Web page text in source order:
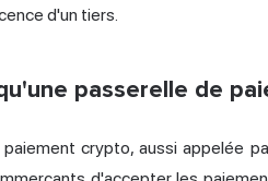
d'un tiers.
passerelle de
paiement crypto, aussi appelée